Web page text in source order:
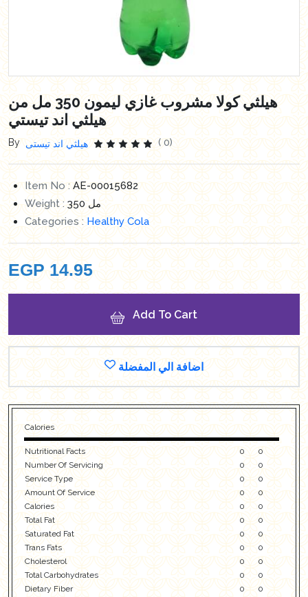
هيلثي كولا مشروب غازي ليمون 350 مل من
هيلثي اند تيستي
By هيلثي اند تيستى ( 0)
Item No :AE-00015682
Weight :
350 مل
Categories :Healthy Cola
EGP 14.95
Add To Cart
اضافة الي المفضلة
Calories
Nutritional Facts 0
0
Number Of Servicing
0
0
Service Type
0
0
Amount Of Service
0
0
Calories
0
0
Total Fat
0
0
Saturated Fat
0
0
Trans Fats
0
0
Cholesterol
0
0
Total Carbohydrates
0
0
Dietary Fiber
0
0